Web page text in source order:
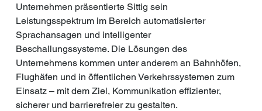
Unternehmen präsentierte Sittig sein
Leistungsspektrum im Bereich automatisierter
Sprachansagen und intelligenter
Beschallungssysteme. Die Lösungen des
Unternehmens kommen unter anderem an Bahnhöfen,
Flughäfen und in öffentlichen Verkehrssystemen zum
Einsatz – mit dem Ziel, Kommunikation effizienter,
sicherer und barrierefreier zu gestalten.